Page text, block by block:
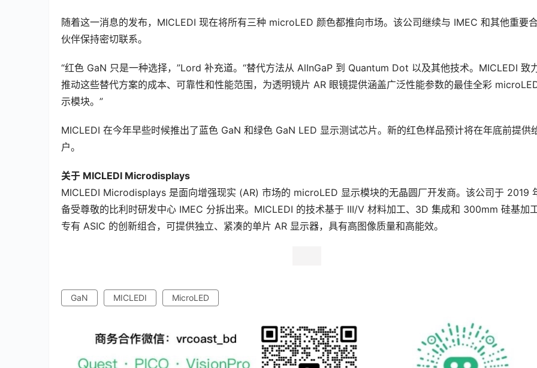
随着这一消息的发布，MICLEDI 现在将所有三种 microLED 颜色都推向市场。该公司继续与 IMEC 和其他重要
伙伴保持密切联系。
“红色 GaN 只是一种选择，”Lord 补充道。“替代方法从 AlInGaP 到 Quantum Dot 以及其他技术。MICLEDI 致
推动这些替代方案的成本、可靠性和性能范围，为透明镜片 AR 眼镜提供涵盖广泛性能参数的最佳全彩
示模块。”
MICLEDI 在今年早些时候推出了蓝色 GaN 和绿色 GaN LED 显示测试芯片。新的红色样品预计将在年底前提供
户。
关于 MICLEDI Microdisplays
MICLEDI Microdisplays 是面向增强现实 (AR) 市场的 microLED 显示模块的无晶圆厂开发商。该公司于 2019
备受尊敬的比利时研发中心 IMEC 分拆出来。MICLEDI 的技术基于 III/V 材料加工、3D 集成和 300mm 硅基加
专有 ASIC 的创新组合，可提供独立、紧凑的单片 AR 显示器，具有高图像质量和高能效。
GaN MICLEDI MicroLED